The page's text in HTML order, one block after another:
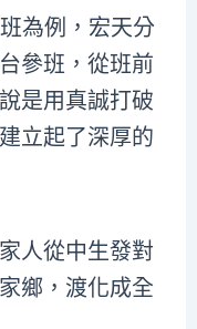
為例，宏天分
參班，從班前
是用真誠打破
立起了深厚的
人從中生發對
鄉，渡化成全